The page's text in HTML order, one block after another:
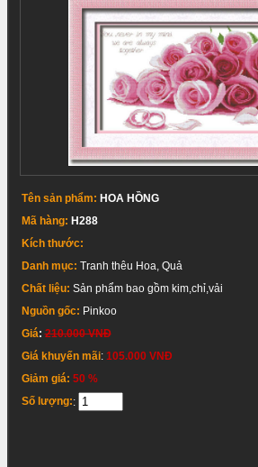
Tên sản phẩm: HOA HỒNG
Mã hàng: H288
Kích thước:
Danh mục: Tranh thêu Hoa, Quả
Chất liệu: Sản phẩm bao gồm kim,chỉ,vải
Nguồn gốc: Pinkoo
Giá:210.000 VNĐ
Giá khuyến mãi: 105.000 VNĐ
Giảm giá: 50 %
Số lượng::